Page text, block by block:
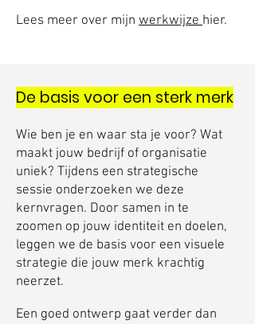
Lees meer over mijn werkwijzehier.
De basis voor een sterk merk​
Wie ben je en waar sta je voor? Wat
maakt jouw bedrijf of organisatie
uniek? Tijdens een strategische
sessie onderzoeken we deze
kernvragen. Door samen in te
zoomen op jouw identiteit en doelen,
leggen we de basis voor een visuele
strategie die jouw merk krachtig
neerzet.
Een goed ontwerp gaat verder dan